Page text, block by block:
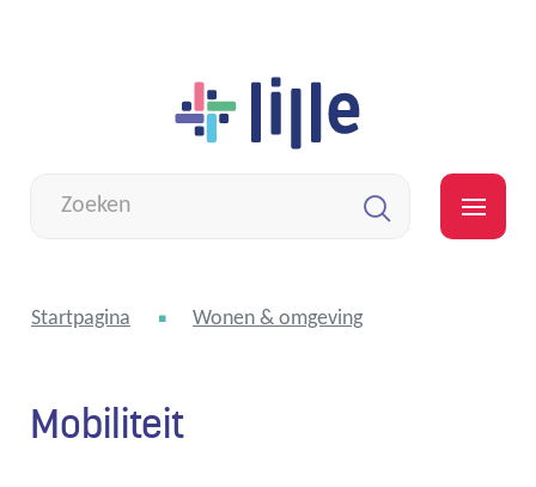
inhoud
zoek
Startpagina Wonen & omgeving
Mobiliteit